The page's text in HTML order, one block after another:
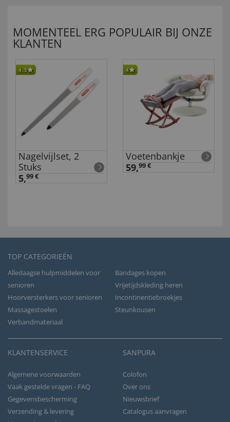
MOMENTEEL ERG POPULAIR BIJ ONZE
KLANTEN
4,5
Nagelvijlset, 2
Stuks
5,99 €
4
Voetenbankje
59,99 €
TOP CATEGORIEËN
Alledaagse hulpmiddelen voor
senioren
Bandages kopen
Vrijetijdskleding heren
Hoorversterkers voor senioren
Incontinentiebroekjes
Massagestoelen
Steunkousen
Verbandmateriaal
KLANTENSERVICE
Algemene voorwaarden
Vaak gestelde vragen - FAQ
Gegevensbescherming
Verzending & levering
SANPURA
Colofon
Over ons
Nieuwsbrief
Catalogus aanvragen